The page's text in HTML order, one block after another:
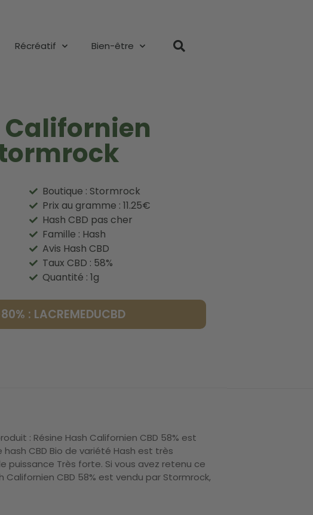
Récréatif Bien-être
Californien
Boutique : Stormrock
Prix au gramme : 11.25€
Hash CBD pas cher
Famille : Hash
Avis Hash CBD
Taux CBD : 58%
Quantité : 1g
: LACREMEDUCBD
: Résine Hash Californien CBD 58% est
hash CBD Bio de variété Hash est très
puissance Très forte. Si vous avez retenu ce
CBD 58% est vendu par Stormrock,